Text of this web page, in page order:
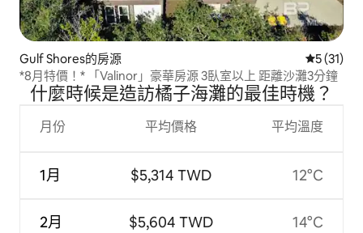
Gulf Shores的房源 從 31 則
5 (31)
*8月特價！* 「Valinor」豪華房源 3臥室以上 距離沙灘3分鐘
什麼時候是造訪橘子海灘的最佳時機？
月份
1月
2月
平均價格
$5,314 TWD
$5,604 TWD
平均溫度
12°C
14°C